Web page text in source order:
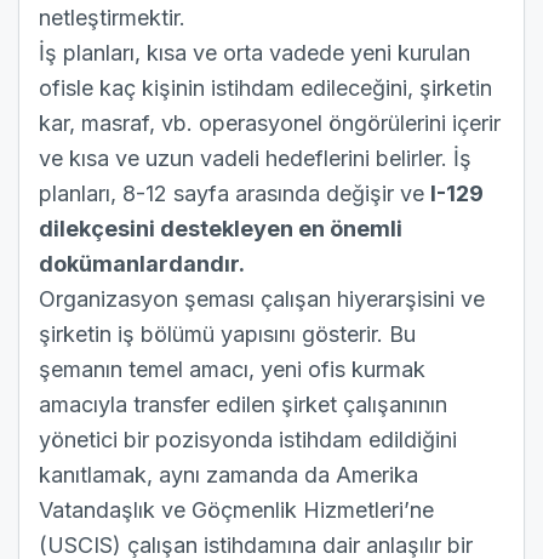
netleştirmektir.
İş planları, kısa ve orta vadede yeni kurulan
ofisle kaç kişinin istihdam edileceğini, şirketin
kar, masraf, vb. operasyonel öngörülerini içerir
ve kısa ve uzun vadeli hedeflerini belirler. İş
planları, 8-12 sayfa arasında değişir ve I-129
dilekçesini destekleyen en önemli
dokümanlardandır.
Organizasyon şeması çalışan hiyerarşisini ve
şirketin iş bölümü yapısını gösterir. Bu
şemanın temel amacı, yeni ofis kurmak
amacıyla transfer edilen şirket çalışanının
yönetici bir pozisyonda istihdam edildiğini
kanıtlamak, aynı zamanda da Amerika
Vatandaşlık ve Göçmenlik Hizmetleri’ne
(USCIS) çalışan istihdamına dair anlaşılır bir